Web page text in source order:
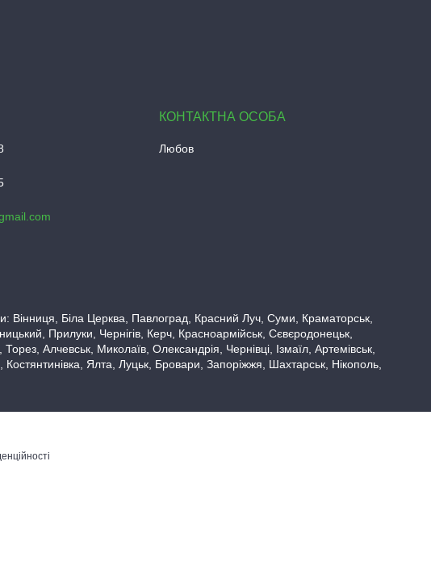
Любов
Вінниця, Біла Церква, Павлоград, Красний Луч, Суми, Краматорськ,
Прилуки, Чернігів, Керч, Красноармійськ, Сєвєродонецьк,
Алчевськ, Миколаїв, Олександрія, Чернівці, Ізмаїл, Артемівськ,
Ялта, Луцьк, Бровари, Запоріжжя, Шахтарськ, Нікополь,